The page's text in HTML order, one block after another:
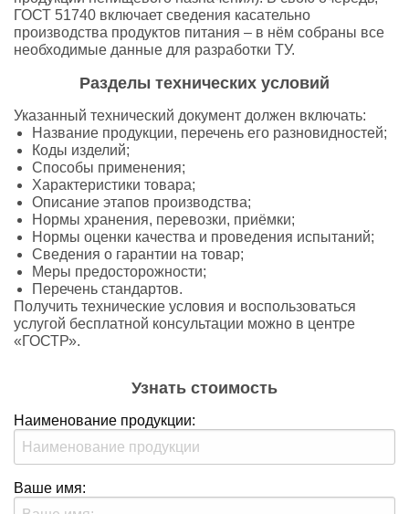
ГОСТ 51740 включает сведения касательно
производства продуктов питания – в нём собраны все
необходимые данные для разработки ТУ.
Разделы технических условий
Указанный технический документ должен включать:
Название продукции, перечень его разновидностей;
Коды изделий;
Способы применения;
Характеристики товара;
Описание этапов производства;
Нормы хранения, перевозки, приёмки;
Нормы оценки качества и проведения испытаний;
Сведения о гарантии на товар;
Меры предосторожности;
Перечень стандартов.
Получить технические условия и воспользоваться
услугой бесплатной консультации можно в центре
«ГОСТР».
Узнать стоимость
Наименование продукции:
Ваше имя: